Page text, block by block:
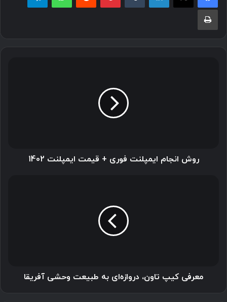
چاپ
روش انجام ایمپلنت فوری + قیمت ایمپلنت 1402
معرفی کیپ تاون، دروازه‌ای به طبیعت وحشی آفریقا